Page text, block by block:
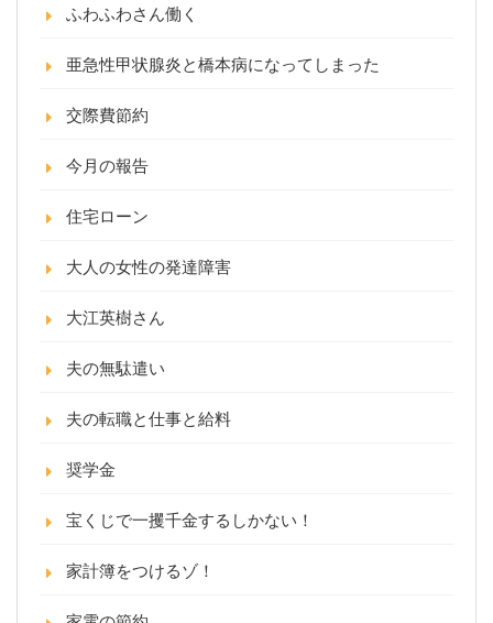
ふわふわさん働く
亜急性甲状腺炎と橋本病になってしまった
交際費節約
今月の報告
住宅ローン
大人の女性の発達障害
大江英樹さん
夫の無駄遣い
夫の転職と仕事と給料
奨学金
宝くじで一攫千金するしかない！
家計簿をつけるゾ！